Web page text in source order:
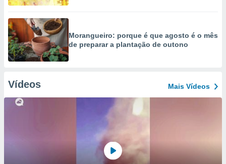
Morangueiro: porque é que agosto é o mês
de preparar a plantação de outono
Vídeos Mais Vídeos